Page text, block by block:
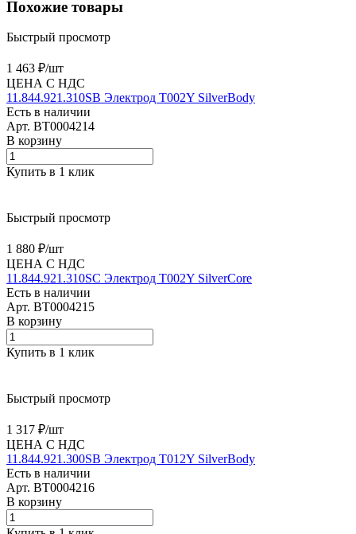
Похожие товары
Быстрый просмотр
1 463 ₽/шт
ЦЕНА С НДС
11.844.921.310SB Электрод T002Y SilverBody
Есть в наличии
Арт. BT0004214
В корзину
Купить в 1 клик
Быстрый просмотр
1 880 ₽/шт
ЦЕНА С НДС
11.844.921.310SC Электрод T002Y SilverCore
Есть в наличии
Арт. BT0004215
В корзину
Купить в 1 клик
Быстрый просмотр
1 317 ₽/шт
ЦЕНА С НДС
11.844.921.300SB Электрод T012Y SilverBody
Есть в наличии
Арт. BT0004216
В корзину